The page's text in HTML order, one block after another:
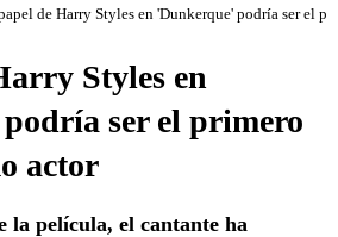
de Harry Styles en 'Dunkerque' podría ser el
Styles en
ser el primero
actor
la película, el cantante ha